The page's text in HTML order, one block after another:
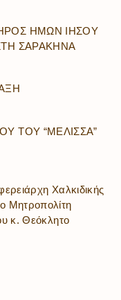
ΗΜΩΝ ΙΗΣΟΥ
ΣΑΡΑΚΗΝΑ
ΤΟΥ “ΜΕΛΙΣΣΑ”
Χαλκιδικής
Μητροπολίτη
κ. Θεόκλητο